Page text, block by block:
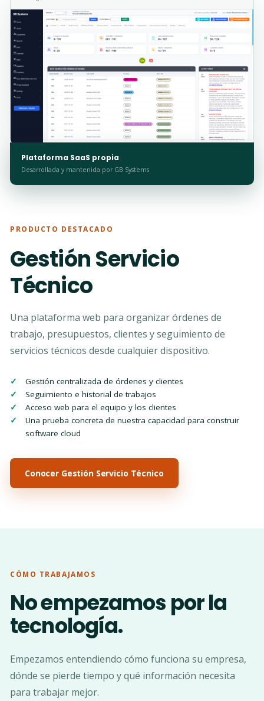
Plataforma SaaS propia
Desarrollada y mantenida por GB Systems
PRODUCTO DESTACADO
Gestión Servicio
Técnico
Una plataforma web para organizar órdenes de
trabajo, presupuestos, clientes y seguimiento de
servicios técnicos desde cualquier dispositivo.
Gestión centralizada de órdenes y clientes
Seguimiento e historial de trabajos
Acceso web para el equipo y los clientes
Una prueba concreta de nuestra capacidad para construir
software cloud
Conocer Gestión Servicio Técnico
CÓMO TRABAJAMOS
No empezamos por la
tecnología.
Empezamos entendiendo cómo funciona su empresa,
dónde se pierde tiempo y qué información necesita
para trabajar mejor.